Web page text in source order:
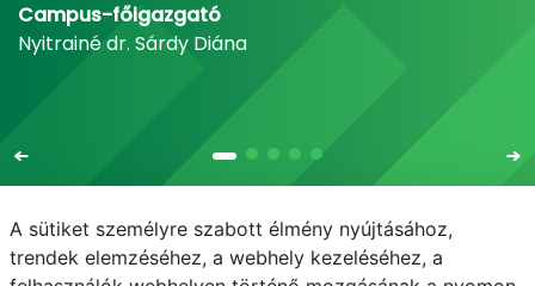
Campus-főigazgató
Nyitrainé dr. Sárdy Diána
A sütiket személyre szabott élmény nyújtásához,
trendek elemzéséhez, a webhely kezeléséhez, a